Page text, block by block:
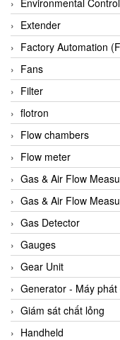
Apex Dynamics
Apex Dynamics
Apiste
APLISENS VietNam
Apollo Fire
Appleton
AQ Matic
Aqualabo Vietnam
Aquametro
ARCA Regler
Arcos Hydraulik
Ardetem-Sfere-Vietnam
Argal
AS ENERGI
ASCO CO2
Extender
Factory Automation
Fans
Filter
flotron
Flow chambers
Flow meter
Gas & Air Flow
Gas & Air Flow
Gas Detector
Gauges
Gear Unit
Generator - Máy phát
Giám sát chất lỏng
Handheld